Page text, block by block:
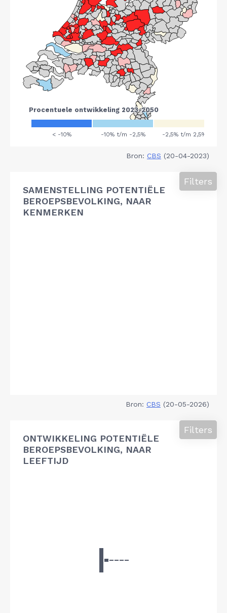
Bron: CBS (20-04-2023)
SAMENSTELLING POTENTIËLE
BEROEPSBEVOLKING, NAAR
KENMERKEN
Filters
Bron: CBS (20-05-2026)
ONTWIKKELING POTENTIËLE
BEROEPSBEVOLKING, NAAR
LEEFTIJD
Filters